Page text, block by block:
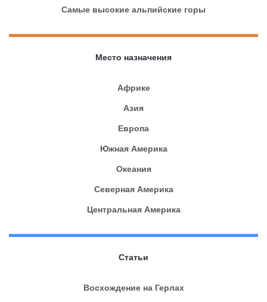
Самые высокие альпийские горы
Место назначения
Африке
Азия
Европа
Южная Америка
Океания
Северная Америка
Центральная Америка
Статьи
Восхождение на Герлах